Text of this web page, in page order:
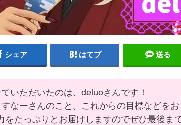
シェア はてブ 送る
いただいたのは、deluoさんです！
なーさんのこと、これからの目標などを
をたっぷりとお届けしますのでぜひ最後ま